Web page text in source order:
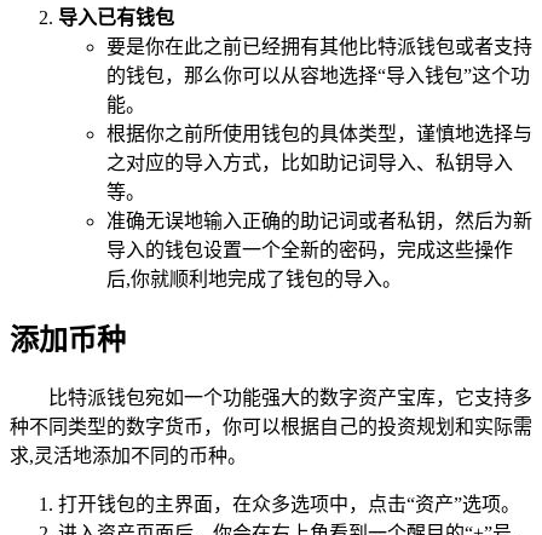
导入已有钱包
要是你在此之前已经拥有其他比特派钱包或者支持
的钱包，那么你可以从容地选择“导入钱包”这个功
能。
根据你之前所使用钱包的具体类型，谨慎地选择与
之对应的导入方式，比如助记词导入、私钥导入
等。
准确无误地输入正确的助记词或者私钥，然后为新
导入的钱包设置一个全新的密码，完成这些操作
后,你就顺利地完成了钱包的导入。
添加币种
比特派钱包宛如一个功能强大的数字资产宝库，它支持多
种不同类型的数字货币，你可以根据自己的投资规划和实际需
求,灵活地添加不同的币种。
打开钱包的主界面，在众多选项中，点击“资产”选项。